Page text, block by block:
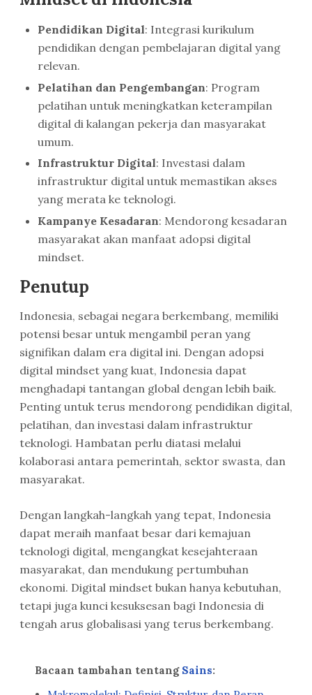
Pendidikan Digital: Integrasi kurikulum
pendidikan dengan pembelajaran digital yang
relevan.
Pelatihan dan Pengembangan: Program
pelatihan untuk meningkatkan keterampilan
digital di kalangan pekerja dan masyarakat
umum.
Infrastruktur Digital: Investasi dalam
infrastruktur digital untuk memastikan akses
yang merata ke teknologi.
Kampanye Kesadaran: Mendorong kesadaran
masyarakat akan manfaat adopsi digital
mindset.
Penutup
Indonesia, sebagai negara berkembang, memiliki
potensi besar untuk mengambil peran yang
signifikan dalam era digital ini. Dengan adopsi
digital mindset yang kuat, Indonesia dapat
menghadapi tantangan global dengan lebih baik.
Penting untuk terus mendorong pendidikan digital,
pelatihan, dan investasi dalam infrastruktur
teknologi. Hambatan perlu diatasi melalui
kolaborasi antara pemerintah, sektor swasta, dan
masyarakat.
Dengan langkah-langkah yang tepat, Indonesia
dapat meraih manfaat besar dari kemajuan
teknologi digital, mengangkat kesejahteraan
masyarakat, dan mendukung pertumbuhan
ekonomi. Digital mindset bukan hanya kebutuhan,
tetapi juga kunci kesuksesan bagi Indonesia di
tengah arus globalisasi yang terus berkembang.
Bacaan tambahan tentang Sains: